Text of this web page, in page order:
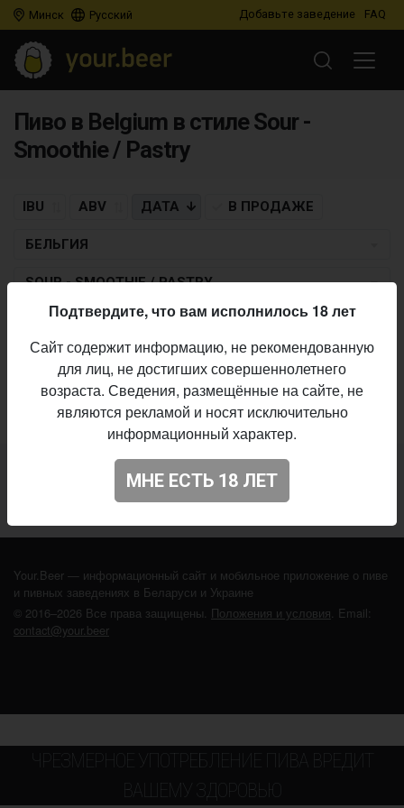
Минск Русский Добавьте заведение FAQ
Пиво в Belgium в стиле Sour -
Smoothie / Pastry
IBU ABV ДАТА В ПРОДАЖЕ
БЕЛЬГИЯ
SOUR - SMOOTHIE / PASTRY
Physis
Sour - Smoothie / Pastry • 5,0% ABV • 30.08.2025
Не нашли ваш бар или магазин в каталоге?
ДОБАВЬТЕ ЗАВЕДЕНИЕ
Your.Beer — информационный сайт и мобильное приложение о пиве
и пивных заведениях в Беларуси и Украине
© 2016–2026 Все права защищены. Положения и условия. Email:
contact@your.beer
ЧРЕЗМЕРНОЕ УПОТРЕБЛЕНИЕ ПИВА ВРЕДИТ
ВАШЕМУ ЗДОРОВЬЮ
Подтвердите, что вам исполнилось 18 лет
Сайт содержит информацию, не рекомендованную
для лиц, не достигших совершеннолетнего
возраста. Сведения, размещённые на сайте, не
являются рекламой и носят исключительно
информационный характер.
МНЕ ЕСТЬ 18 ЛЕТ